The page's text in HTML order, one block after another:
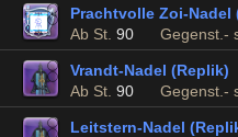
Prachtvolle Zoi-Nadel
Ab St. 90 Gegenst.-
Vrandt-Nadel (Replik)
Ab St. 90 Gegenst.-
Leitstern-Nadel